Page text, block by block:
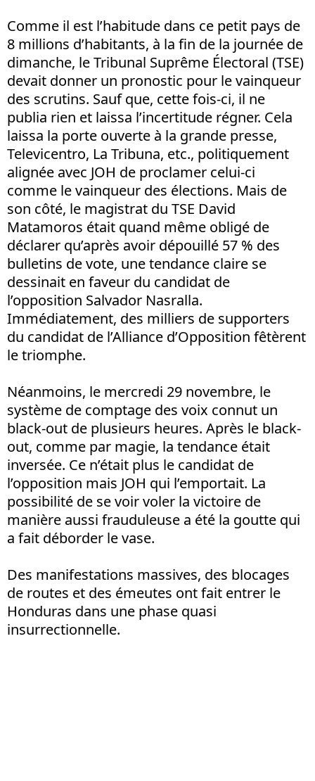
Comme il est l’habitude dans ce petit pays de
8 millions d’habitants, à la fin de la journée de
dimanche, le Tribunal Suprême Électoral (TSE)
devait donner un pronostic pour le vainqueur
des scrutins. Sauf que, cette fois-ci, il ne
publia rien et laissa l’incertitude régner. Cela
laissa la porte ouverte à la grande presse,
Televicentro, La Tribuna, etc., politiquement
alignée avec JOH de proclamer celui-ci
comme le vainqueur des élections. Mais de
son côté, le magistrat du TSE David
Matamoros était quand même obligé de
déclarer qu’après avoir dépouillé 57 % des
bulletins de vote, une tendance claire se
dessinait en faveur du candidat de
l’opposition Salvador Nasralla.
Immédiatement, des milliers de supporters
du candidat de l’Alliance d’Opposition fêtèrent
le triomphe.
Néanmoins, le mercredi 29 novembre, le
système de comptage des voix connut un
black-out de plusieurs heures. Après le black-
out, comme par magie, la tendance était
inversée. Ce n’était plus le candidat de
l’opposition mais JOH qui l’emportait. La
possibilité de se voir voler la victoire de
manière aussi frauduleuse a été la goutte qui
a fait déborder le vase.
Des manifestations massives, des blocages
de routes et des émeutes ont fait entrer le
Honduras dans une phase quasi
insurrectionnelle.